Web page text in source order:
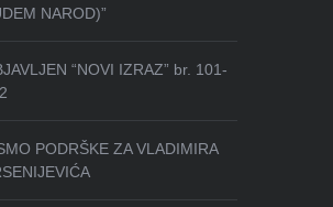
NAROD)”
“NOVI IZRAZ” br. 101-
PODRŠKE ZA VLADIMIRA